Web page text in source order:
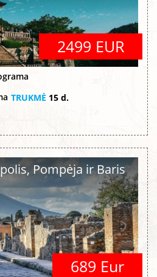
2499 EUR
TRUKMĖ 15 d.
Pompėja ir Baris
689 Eur